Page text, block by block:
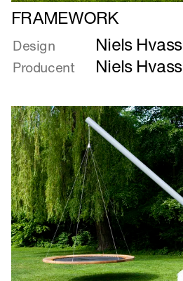
Læs
mere
om
FRAMEWORK
FRAMEWORK
Design Niels Hvass
Producent Niels Hvass